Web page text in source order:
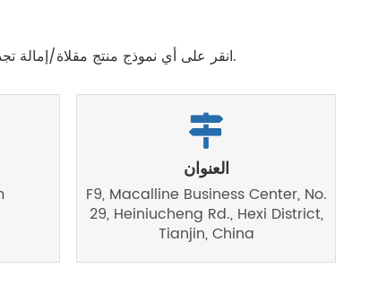
italiano
русский
português
العربية
انقر على أي نموذج منتج مقلاة/إمالة تجده مثيرًا للاهتمام ، أو اتصل بنا مباشرة للحصول على معلومات وأسعار أكثر تفصيلاً.
العنوان
F9, Macalline Business Center, No.
29, Heiniucheng Rd., Hexi District,
Tianjin, China